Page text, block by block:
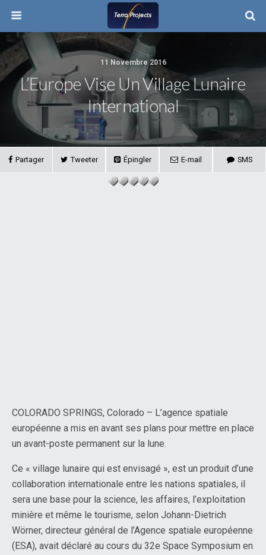
11 Novembre 2016
L’Europe Vise Un Village Lunaire
International
Partager Tweeter Épingler E-mail SMS
COLORADO SPRINGS, Colorado – L’agence spatiale
européenne a mis en avant ses plans pour mettre en place
un avant-poste permanent sur la lune.
Ce « village lunaire qui est envisagé », est un produit d’une
collaboration internationale entre les nations spatiales, il
sera une base pour la science, les affaires, l’exploitation
minière et même le tourisme, selon Johann-Dietrich
Wörner, directeur général de l’Agence spatiale européenne
(ESA), avait déclaré au cours du 32e Space Symposium en